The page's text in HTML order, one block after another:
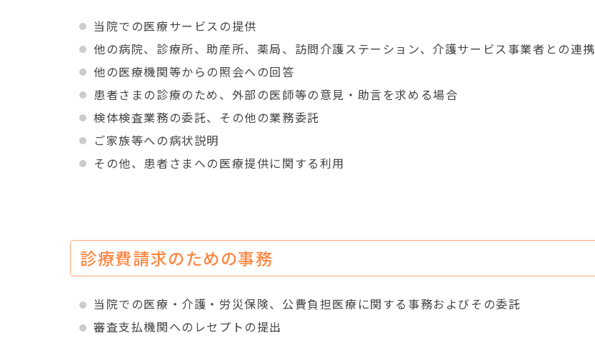
当院での医療サービスの提供
他の病院、診療所、助産所、薬局、訪問介護ステーション、介護サービス事業者との連携
他の医療機関等からの照会への回答
患者さまの診療のため、外部の医師等の意見・助言を求める場合
検体検査業務の委託、その他の業務委託
ご家族等への病状説明
その他、患者さまへの医療提供に関する利用
診療費請求のための事務
当院での医療・介護・労災保険、公費負担医療に関する事務およびその委託
審査支払機関へのレセプトの提出